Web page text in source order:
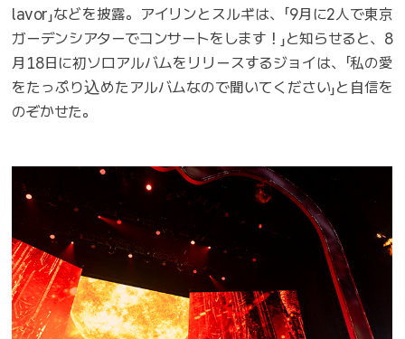
lavor」などを披露。アイリンとスルギは、「9月に2人で東京
ガーデンシアターでコンサートをします！」と知らせると、8
月18日に初ソロアルバムをリリースするジョイは、「私の愛
をたっぷり込めたアルバムなので聞いてください」と自信を
のぞかせた。